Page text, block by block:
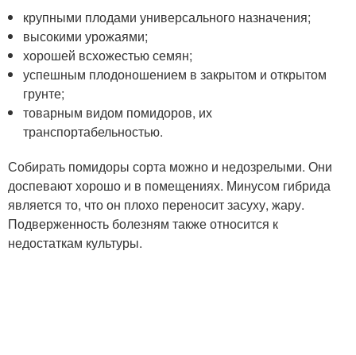
крупными плодами универсального назначения;
высокими урожаями;
хорошей всхожестью семян;
успешным плодоношением в закрытом и открытом
грунте;
товарным видом помидоров, их
транспортабельностью.
Собирать помидоры сорта можно и недозрелыми. Они
доспевают хорошо и в помещениях. Минусом гибрида
является то, что он плохо переносит засуху, жару.
Подверженность болезням также относится к
недостаткам культуры.